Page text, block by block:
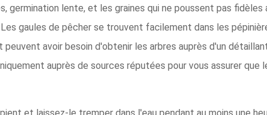
germination lente, et les graines qui ne poussent pas fidèles
gaules de pêcher se trouvent facilement dans les
avoir besoin d'obtenir les arbres auprès d'un
auprès de sources réputées pour vous assurer que